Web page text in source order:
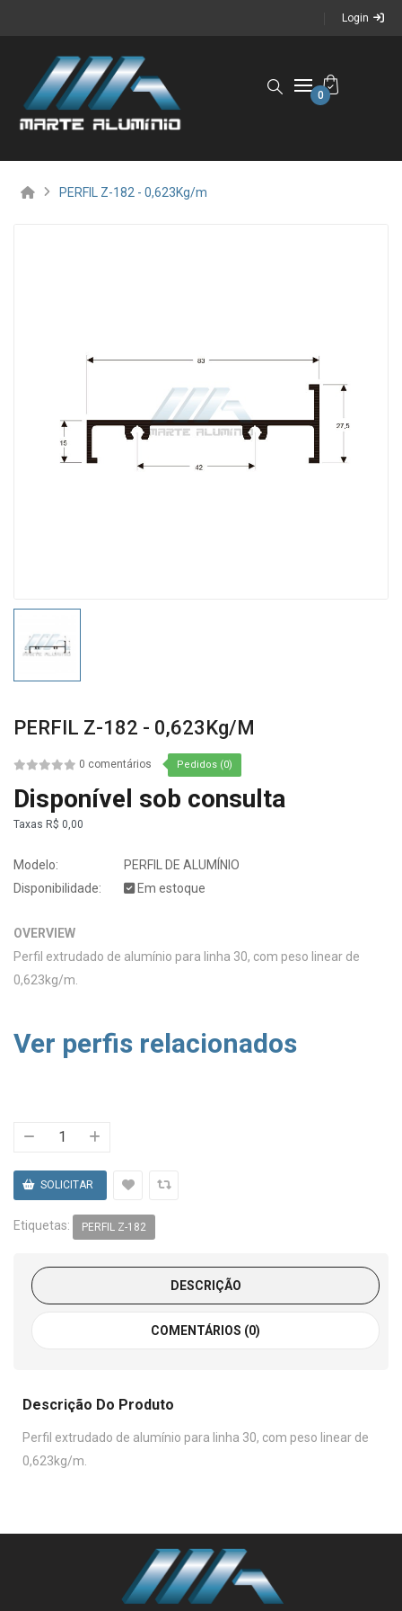
Login
0
PERFIL Z-182 - 0,623Kg/m
PERFIL Z-182 - 0,623Kg/m
0 comentários Pedidos (0)
Disponível sob consulta
Taxas R$ 0,00
Modelo:
PERFIL DE ALUMÍNIO
Disponibilidade:
Em estoque
OVERVIEW
Perfil extrudado de alumínio para linha 30, com peso linear de
0,623kg/m.
Ver perfis relacionados
Etiquetas: PERFIL Z-182
DESCRIÇÃO
COMENTÁRIOS (0)
Descrição Do Produto
Perfil extrudado de alumínio para linha 30, com peso linear de
0,623kg/m.